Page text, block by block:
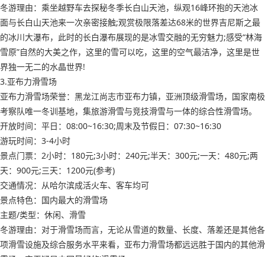
冬游理由：乘坐越野车去探秘冬季长白山天池，纵观16峰环抱的天池冰
面与长白山天池来一次亲密接触;观赏极限落差达68米的世界吉尼斯之最
的冰川大瀑布，此时的长白瀑布展现的是冰雪交融的无穷魅力;感受“林海
雪原”自然的大美之作，这里的雪可以吃，这里的空气最洁净，这里是世
界独一无二的水晶世界!
3.亚布力滑雪场
亚布力滑雪场荣誉：黑龙江尚志市亚布力镇，亚洲顶级滑雪场，国家南极
考察队唯一冬训基地，集旅游滑雪与竞技滑雪与一体的综合性滑雪场。
开放时间：平日：08:00~16:30;周末及节假日：07:30~16:30
游玩时间：3-4小时
景点门票：2小时：180元;3小时：240元;半天：300元;一天：480元;两
天：900元;三天：1200元(参考)
交通情况：从哈尔滨成活火车、客车均可
景点特色：国内最大的滑雪场
主题/类型：休闲、滑雪
冬游理由：对于滑雪场而言，无论从雪道的数量、长度、落差还是其他各
项滑雪设施及综合服务水平来看，亚布力滑雪场都远远胜于国内的其他滑